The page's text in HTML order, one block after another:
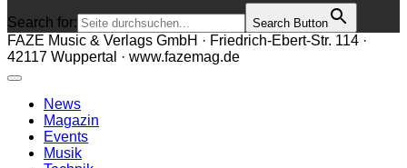
Search for:
Search Button
FAZE Music & Verlags GmbH · Friedrich-Ebert-Str. 114 ·
42117 Wuppertal · www.fazemag.de
News
Magazin
Events
Musik